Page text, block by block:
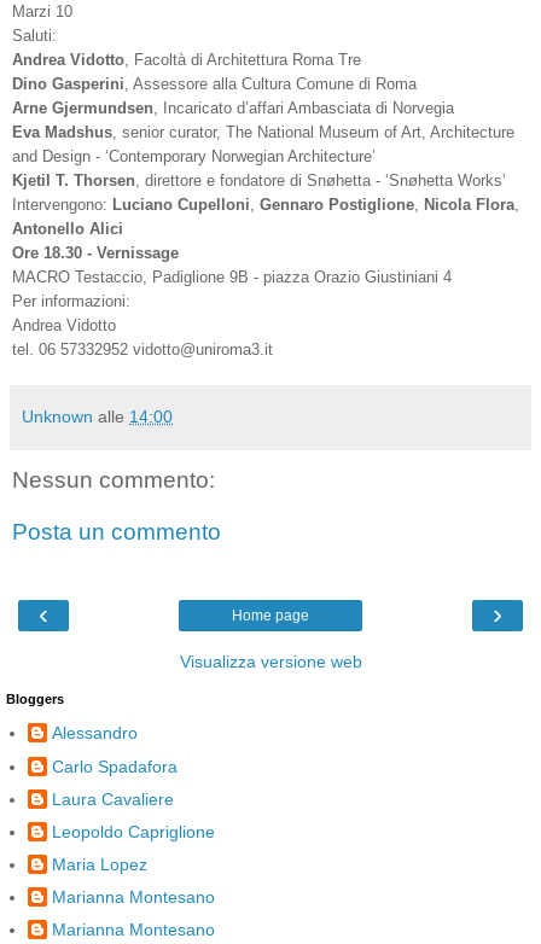
Marzi 10
Saluti:
Andrea Vidotto , Facoltà di Architettura Roma Tre
Dino Gasperini , Assessore alla Cultura Comune di Roma
Arne Gjermundsen , Incaricato d’affari Ambasciata di Norvegia
Eva Madshus , senior curator, The National Museum of Art, Architecture
and Design - ‘Contemporary Norwegian Architecture’
Kjetil T. Thorsen , direttore e fondatore di Snøhetta - ‘Snøhetta Works’
Intervengono: Luciano Cupelloni Gennaro Postiglione Nicola Flora
Antonello Alici
Ore 18.30 - Vernissage
MACRO Testaccio, Padiglione 9B - piazza Orazio Giustiniani 4
Per informazioni:
Andrea Vidotto
tel. 06 57332952 vidotto@uniroma3.it
Unknown alle 14:00
Nessun commento:
Posta un commento
‹ ›
Home page
Visualizza versione web
Bloggers
Alessandro
Carlo Spadafora
Laura Cavaliere
Leopoldo Capriglione
Maria Lopez
Marianna Montesano
Marianna Montesano